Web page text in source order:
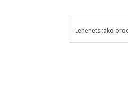
Lehenetsitako